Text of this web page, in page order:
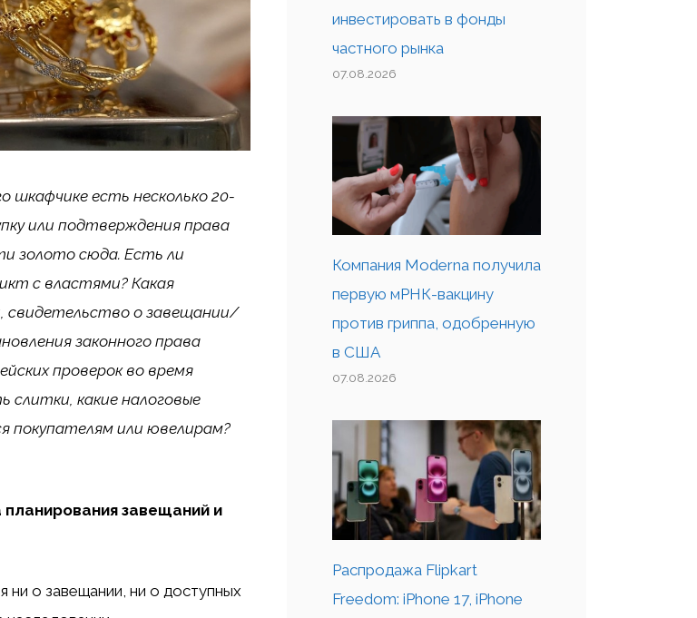
шкафчике есть несколько 20-
или подтверждения права
золото сюда. Есть ли
с властями? Какая
свидетельство о завещании/
законного права
проверок во время
какие налоговые
покупателям или ювелирам?
завещаний и
о завещании, ни о доступных
инвестировать в фонды
частного рынка
07.08.2026
Компания Moderna получила
первую мРНК-вакцину
против гриппа, одобренную
в США
07.08.2026
Распродажа Flipkart
Freedom: iPhone 17, iPhone